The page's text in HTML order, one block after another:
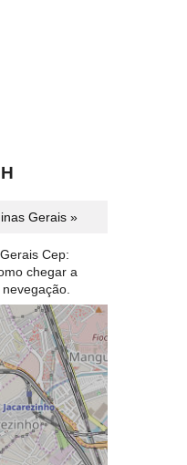
Gerais »
Cep:
chegar a